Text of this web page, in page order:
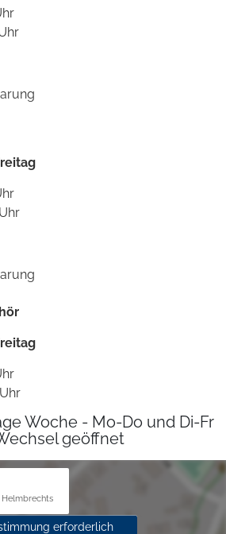
Woche - Mo-Do und Di-Fr
geöffnet
Helmbrechts
erforderlich